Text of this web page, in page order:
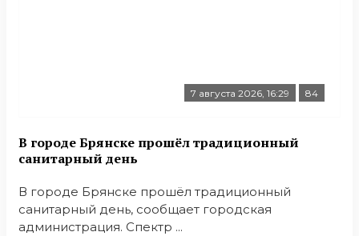
7 августа 2026, 16:29 84
В городе Брянске прошёл традиционный
санитарный день
В городе Брянске прошёл традиционный
санитарный день, сообщает городская
администрация. Спектр ...